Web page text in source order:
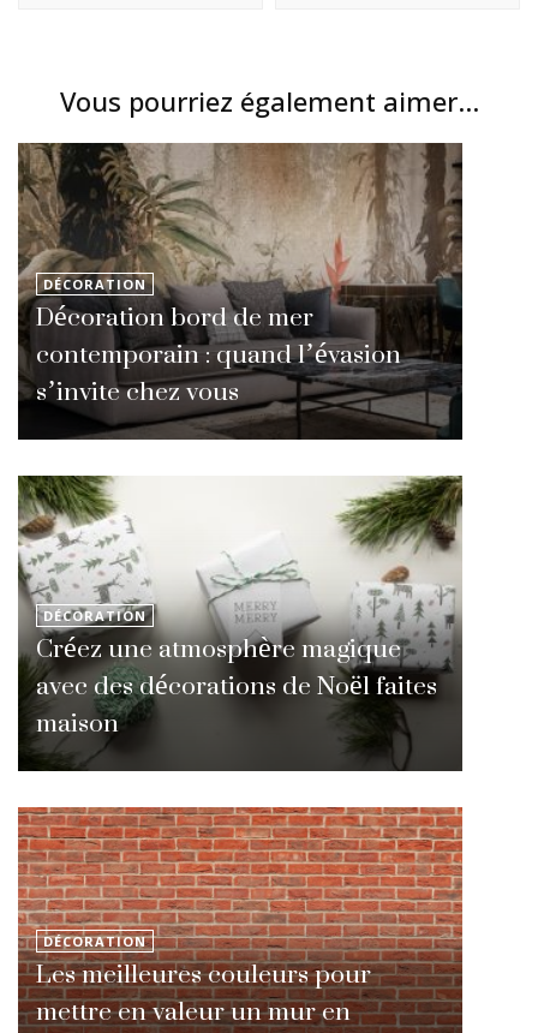
Vous pourriez également aimer...
DÉCORATION
Décoration bord de mer
contemporain : quand l’évasion
s’invite chez vous
DÉCORATION
Créez une atmosphère magique
avec des décorations de Noël faites
maison
DÉCORATION
Les meilleures couleurs pour
mettre en valeur un mur en